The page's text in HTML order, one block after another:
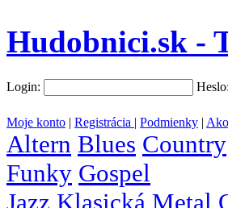
Hudobnici.sk -
Login: Heslo:
Moje konto | Registrácia | Podmienky |
Altern Blues Country
Funky Gospel
Jazz Klasická Metal